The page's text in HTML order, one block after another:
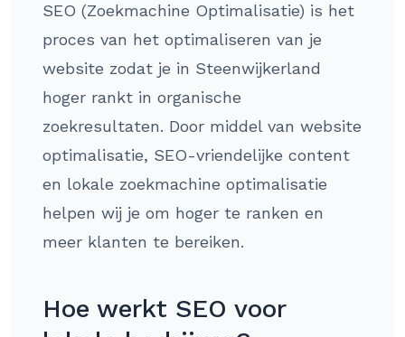
SEO (Zoekmachine Optimalisatie) is het
proces van het optimaliseren van je
website zodat je in Steenwijkerland
hoger rankt in organische
zoekresultaten. Door middel van website
optimalisatie, SEO-vriendelijke content
en lokale zoekmachine optimalisatie
helpen wij je om hoger te ranken en
meer klanten te bereiken.
Hoe werkt SEO voor